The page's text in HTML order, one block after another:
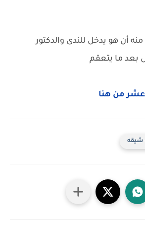
أن هو يدخل للندى والدكتور
بعد ما يتعقم
من هنا
شيقه